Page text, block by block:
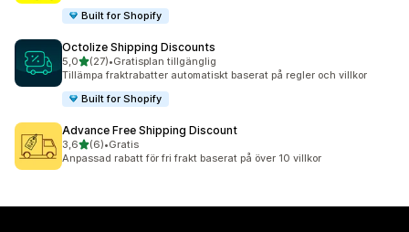
Built for Shopify
Octolize Shipping Discounts
5,0av 5 stjärnor
(27)
27 recensioner totalt
•Gratisplan tillgänglig
Tillämpa fraktrabatter automatiskt baserat på regler och villkor
Built for Shopify
Advance Free Shipping Discount
3,6av 5 stjärnor
(6)
6 recensioner totalt
•Gratis
Anpassad rabatt för fri frakt baserat på över 10 villkor